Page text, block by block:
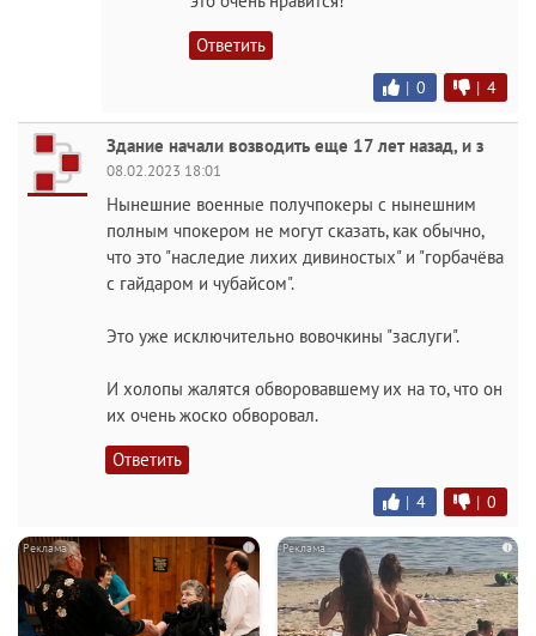
Ответить
| 0 | 4
Здание начали возводить еще 17 лет назад, и з
08.02.2023 18:01
Нынешние военные получпокеры с нынешним
полным чпокером не могут сказать, как обычно,
что это "наследие лихих дивиностых" и "горбачёва
с гайдаром и чубайсом".
Это уже исключительно вовочкины "заслуги".
И холопы жалятся обворовавшему их на то, что он
их очень жоско обворовал.
Ответить
| 4 | 0
i i